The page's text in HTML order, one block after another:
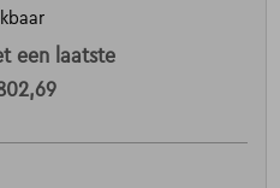
een laatste